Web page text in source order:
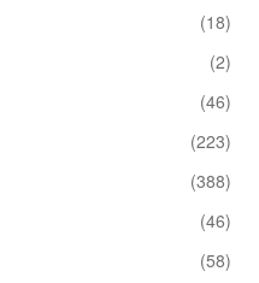
(18)
(2)
(46)
(223)
(388)
(46)
(58)